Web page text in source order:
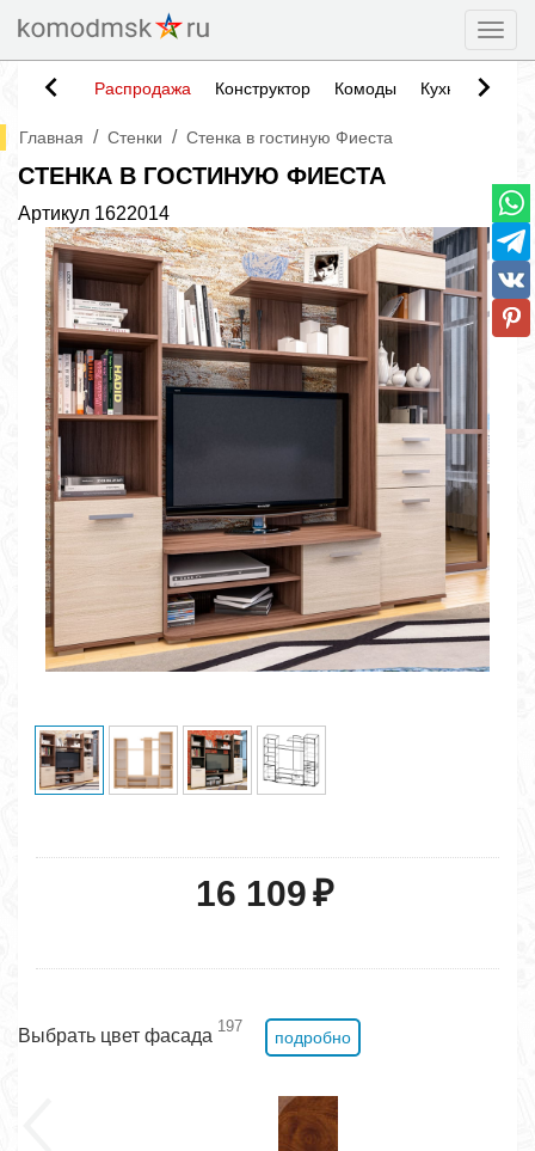
Распродажа Конструктор Комоды Кухни
Главная / Стенки / Стенка в гостиную Фиеста
СТЕНКА В ГОСТИНУЮ ФИЕСТА
Артикул 1622014
16 109₽
Выбрать цвет фасада 197
подробно